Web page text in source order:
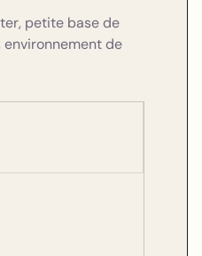
petite base de
de